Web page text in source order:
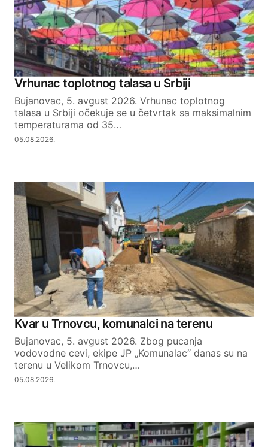
Vrhunac toplotnog talasa u Srbiji
Bujanovac, 5. avgust 2026. Vrhunac toplotnog
talasa u Srbiji očekuje se u četvrtak sa maksimalnim
temperaturama od 35…
05.08.2026.
Kvar u Trnovcu, komunalci na terenu
Bujanovac, 5. avgust 2026. Zbog pucanja
vodovodne cevi, ekipe JP „Komunalac“ danas su na
terenu u Velikom Trnovcu,…
05.08.2026.